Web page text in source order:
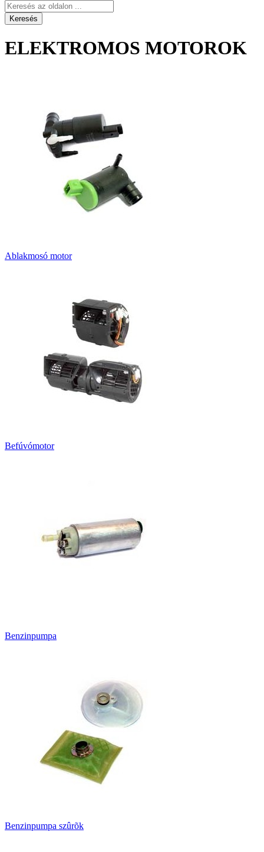
ELEKTROMOS MOTOROK
Ablakmosó motor
Befúvómotor
Benzinpumpa
Benzinpumpa szûrõk